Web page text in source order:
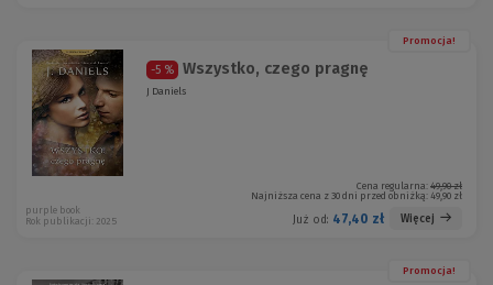
Promocja!
-5 % Wszystko, czego pragnę
J Daniels
Cena regularna: 49,90 zł
Najniższa cena z 30 dni przed obniżką: 49,90 zł
Już od: 47,40 zł Więcej
purple book
Rok publikacji: 2025
Promocja!